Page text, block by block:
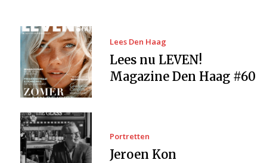
Lees Den Haag
Lees nu LEVEN!
Magazine Den Haag #60
Portretten
Jeroen Kon